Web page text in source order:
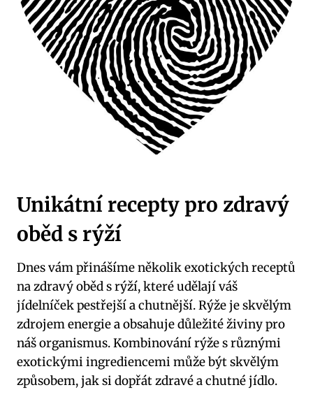
Unikátní recepty‌ pro ⁣zdravý​
oběd ⁤s rýží
Dnes ‍vám přinášíme několik ‍exotických receptů
na‌ zdravý oběd s rýží, které udělají ⁤váš
jídelníček ⁢pestřejší a⁤ chutnější. Rýže je skvělým
zdrojem energie‍ a obsahuje důležité⁤ živiny pro
náš organismus. Kombinování rýže s ⁤různými
exotickými ingrediencemi může být​ skvělým
způsobem, ⁢jak​ si ‌dopřát zdravé⁣ a chutné jídlo.